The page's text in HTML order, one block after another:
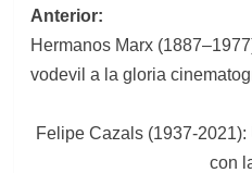
Navegación
de
entradas
Anterior:
Hermanos Marx
vodevil a la gloria
Felipe Cazals (1937-
con